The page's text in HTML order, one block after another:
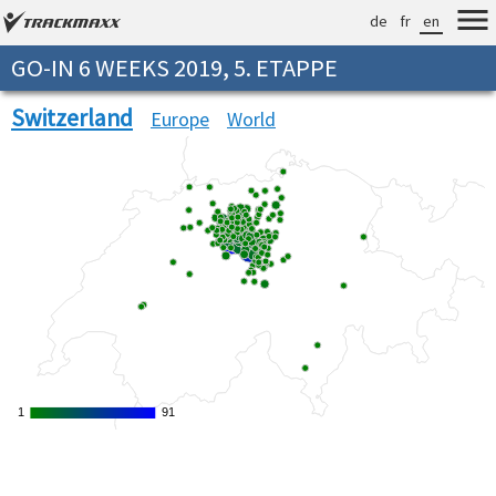
de fr en
GO-IN 6 WEEKS 2019, 5. ETAPPE
Switzerland Europe World
11 91
91